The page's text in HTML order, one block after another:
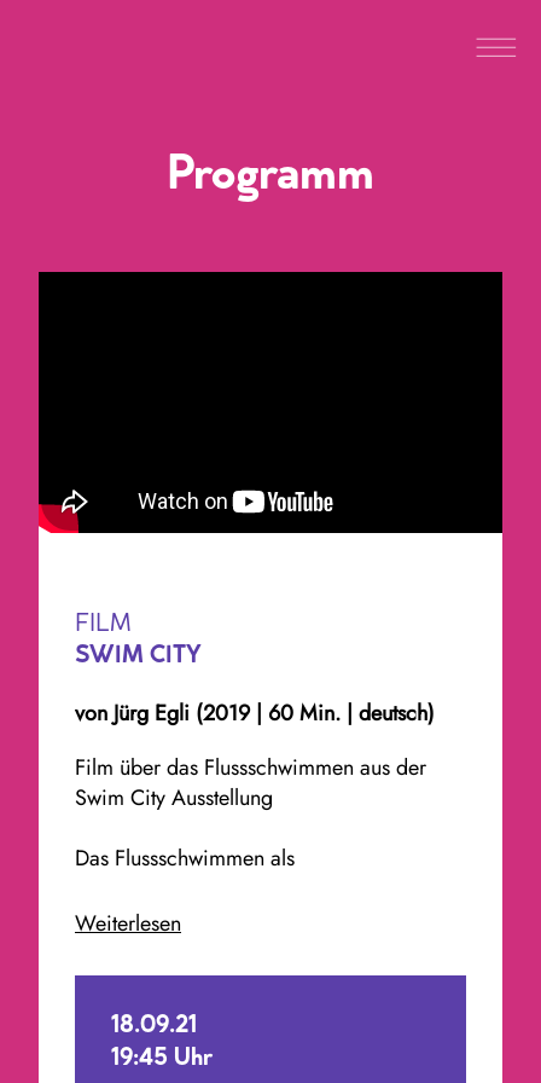
Programm
FILM
SWIM CITY
von Jürg Egli (2019 | 60 Min. | deutsch)
Film über das Flussschwimmen aus der
Swim City Ausstellung
Das Flussschwimmen als
dung des 21. Jahrhunderts. Städte wie
Fluss seit Jahrzehnten schrittweise als
natürliche, öffentliche Ressource in der
gebauten Umwelt erschlossen. Der Fluss
wurde so zum Vergnügungsort direkt vor
Weiterlesen
18.09.21
19:45 Uhr